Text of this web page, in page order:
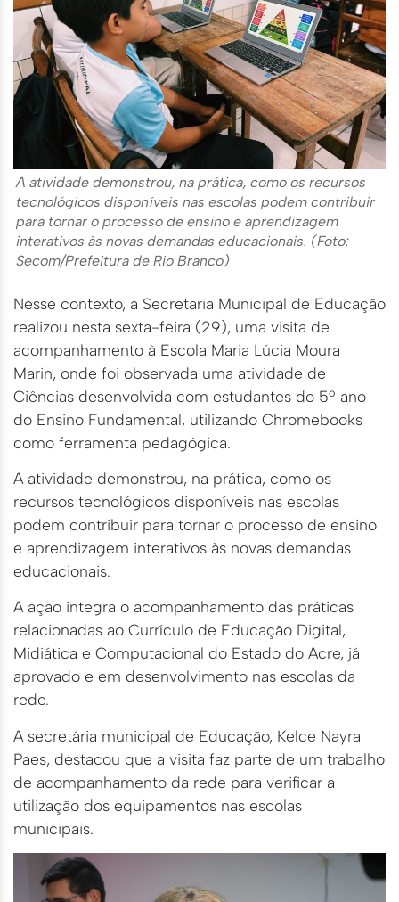
A atividade demonstrou, na prática, como os recursos
tecnológicos disponíveis nas escolas podem contribuir
para tornar o processo de ensino e aprendizagem
interativos às novas demandas educacionais. (Foto:
Secom/Prefeitura de Rio Branco)
Nesse contexto, a Secretaria Municipal de Educação
realizou nesta sexta-feira (29), uma visita de
acompanhamento à Escola Maria Lúcia Moura
Marin, onde foi observada uma atividade de
Ciências desenvolvida com estudantes do 5º ano
do Ensino Fundamental, utilizando Chromebooks
como ferramenta pedagógica.
A atividade demonstrou, na prática, como os
recursos tecnológicos disponíveis nas escolas
podem contribuir para tornar o processo de ensino
e aprendizagem interativos às novas demandas
educacionais.
A ação integra o acompanhamento das práticas
relacionadas ao Currículo de Educação Digital,
Midiática e Computacional do Estado do Acre, já
aprovado e em desenvolvimento nas escolas da
rede.
A secretária municipal de Educação, Kelce Nayra
Paes, destacou que a visita faz parte de um trabalho
de acompanhamento da rede para verificar a
utilização dos equipamentos nas escolas
municipais.